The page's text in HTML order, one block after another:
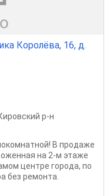
Королёва, 16, д.
р-н
В продаже
на 2-м этаже
центре города, по
без ремонта.